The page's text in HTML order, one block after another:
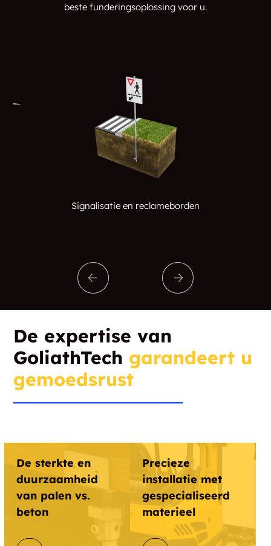
Hopkinton
Kellyville
North Pelham Suissevale
New Durham Goshen
West Rindge Barnstead
Intervale West Alton
West Henniker
West Epping Wilmot Flat
Cornish Flat Sanbornton
Alexandria Barrington
Canaan Street Canterbury
beste funderingsoplossing voor u.
Signalisatie en reclameborden
De expertise van
GoliathTech garandeert u
gemoedsrust
De sterkte en
duurzaamheid
van palen vs.
beton
Precieze
installatie met
gespecialiseerd
materieel